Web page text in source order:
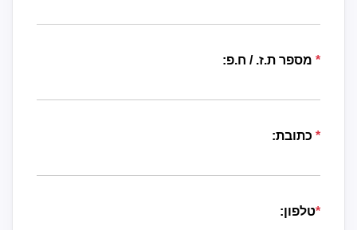
* מספר ת.ז. / ח.פ:
* כתובת:
*טלפון: